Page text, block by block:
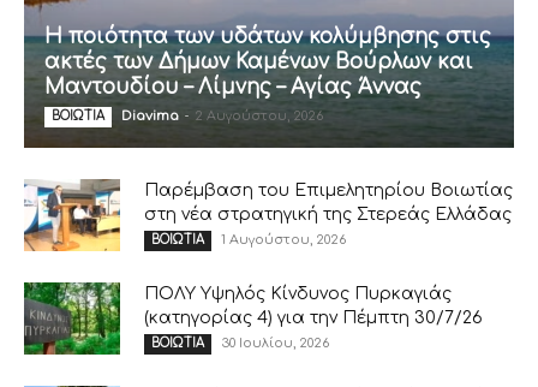
Η ποιότητα των υδάτων κολύμβησης στις
ακτές των Δήμων Καμένων Βούρλων και
Μαντουδίου – Λίμνης – Αγίας Άννας
ΒΟΙΩΤΙΑ Diavima - 2 Αυγούστου, 2026
Παρέμβαση του Επιμελητηρίου Βοιωτίας
στη νέα στρατηγική της Στερεάς Ελλάδας
ΒΟΙΩΤΙΑ 1 Αυγούστου, 2026
ΠΟΛΥ Υψηλός Κίνδυνος Πυρκαγιάς
(κατηγορίας 4) για την Πέμπτη 30/7/26
ΒΟΙΩΤΙΑ 30 Ιουλίου, 2026